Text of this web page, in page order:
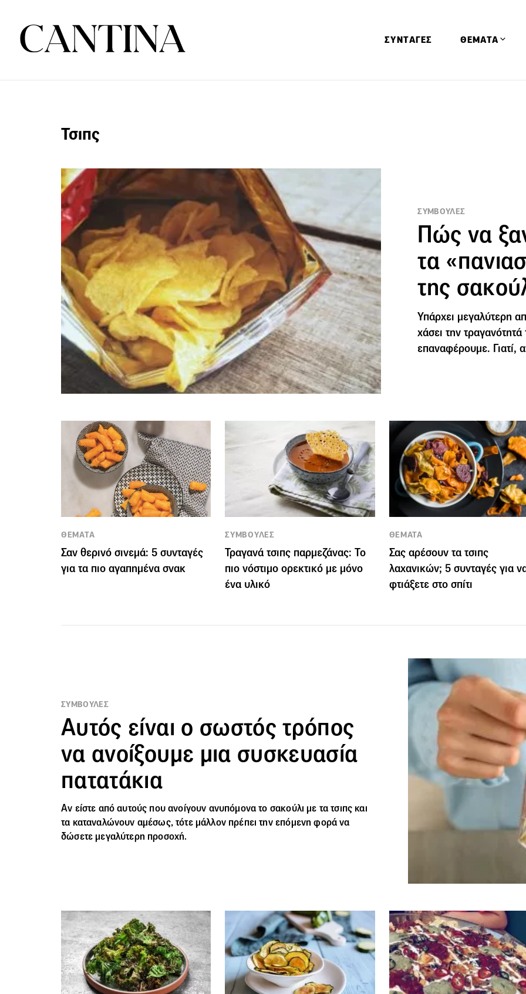
ΣΥΝΤΑΓΕΣ ΘΕΜΑΤΑ
Υγεία &
Τσιπς
ΣΥΜΒΟΥΛΕΣ
Πώς να
τα
της
Υπάρχει μεγαλύτερη
χάσει την
επαναφέρουμε. Γιατί,
ΘΕΜΑΤΑ
Σαν θερινό σινεμά: 5 συνταγές
για τα πιο αγαπημένα σνακ
ΣΥΜΒΟΥΛΕΣ
Τραγανά τσιπς παρμεζάνας: Το
πιο νόστιμο ορεκτικό με μόνο
ένα υλικό
ΘΕΜΑΤΑ
Σας αρέσουν τα τσιπς
λαχανικών; 5 συνταγές για
φτιάξετε στο σπίτι
ΣΥΜΒΟΥΛΕΣ
Αυτός είναι ο σωστός τρόπος
να ανοίξουμε μια συσκευασία
πατατάκια
Αν είστε από αυτούς που ανοίγουν ανυπόμονα το σακούλι με τατσιπς και
τα καταναλώνουν αμέσως, τότε μάλλον πρέπει την επόμενη φορά να
δώσετε μεγαλύτερη προσοχή.